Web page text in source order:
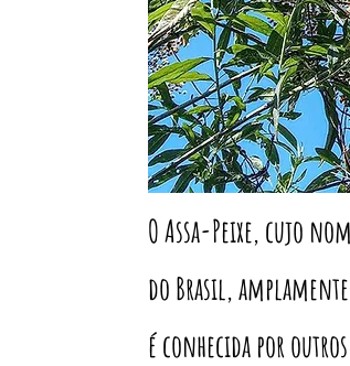
O Assa-Peixe, cujo
do Brasil,
é conhecida por